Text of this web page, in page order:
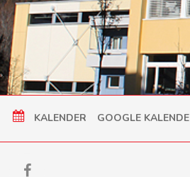
KALENDER GOOGLE